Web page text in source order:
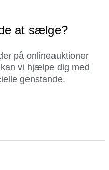
at sælge?
på onlineauktioner
vi hjælpe dig med
genstande.